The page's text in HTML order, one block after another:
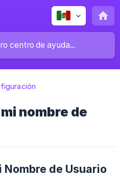
nombre de
Nombre de Usuario